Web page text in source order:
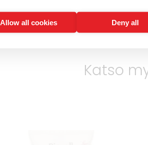
Allow all cookies Deny all
Katso